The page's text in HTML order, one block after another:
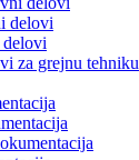
delovi
delovi
za grejnu tehniku